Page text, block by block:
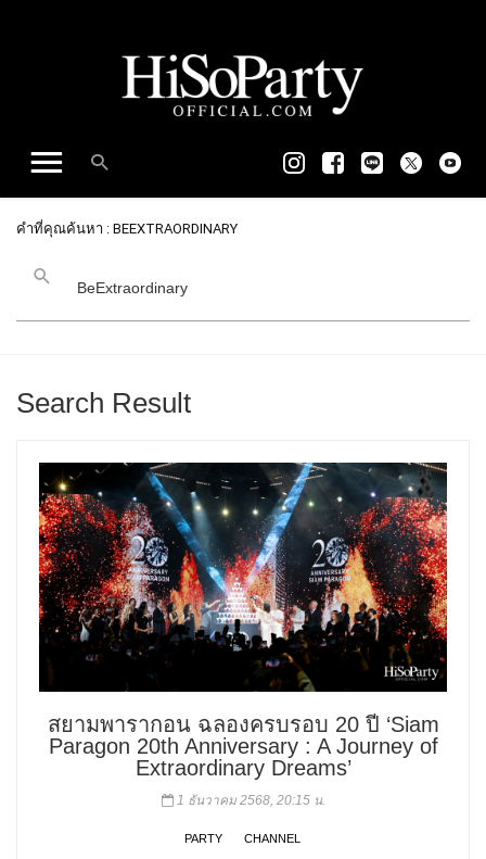
คำที่คุณค้นหา : BEEXTRAORDINARY
Search Result
สยามพารากอน ฉลองครบรอบ 20 ปี ‘Siam
Paragon 20th Anniversary : A Journey of
Extraordinary Dreams’
1 ธันวาคม 2568, 20:15 น.
PARTY CHANNEL